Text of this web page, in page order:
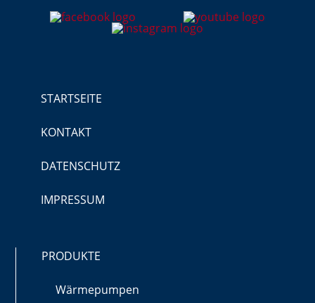
STARTSEITE
KONTAKT
DATENSCHUTZ
IMPRESSUM
PRODUKTE
Wärmepumpen